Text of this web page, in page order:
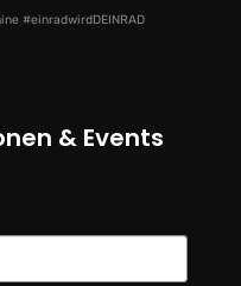
#einradwirdDEINRAD
& Events